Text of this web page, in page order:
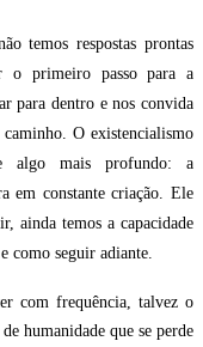
temos respostas prontas
o primeiro passo para a
para dentro e nos convida
O existencialismo
algo mais profundo: a
em constante criação. Ele
ainda temos a capacidade
como seguir adiante.
com frequência, talvez o
humanidade que se perde